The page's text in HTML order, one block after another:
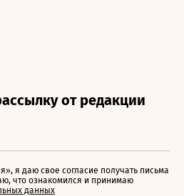
я даю свое согласие получать письма
что ознакомился и принимаю
данных